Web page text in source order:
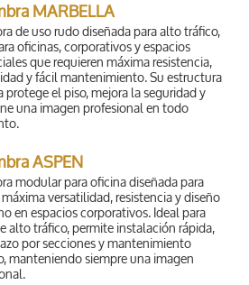
MARBELLA
de uso rudo diseñada para alto tráfico,
oficinas, corporativos y espacios
que requieren máxima resistencia,
y fácil mantenimiento. Su estructura
protege el piso, mejora la seguridad y
una imagen profesional en todo
ASPEN
modular para oficina diseñada para
versatilidad, resistencia y diseño
en espacios corporativos. Ideal para
alto tráfico, permite instalación rápida,
por secciones y mantenimiento
manteniendo siempre una imagen